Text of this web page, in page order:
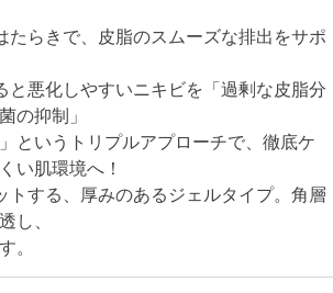
たらきで、皮脂のスムーズな排出をサポ
と悪化しやすいニキビを「過剰な皮脂分
の抑制」
というトリプルアプローチで、徹底ケ
い肌環境へ！
トする、厚みのあるジェルタイプ。角層
し、
。